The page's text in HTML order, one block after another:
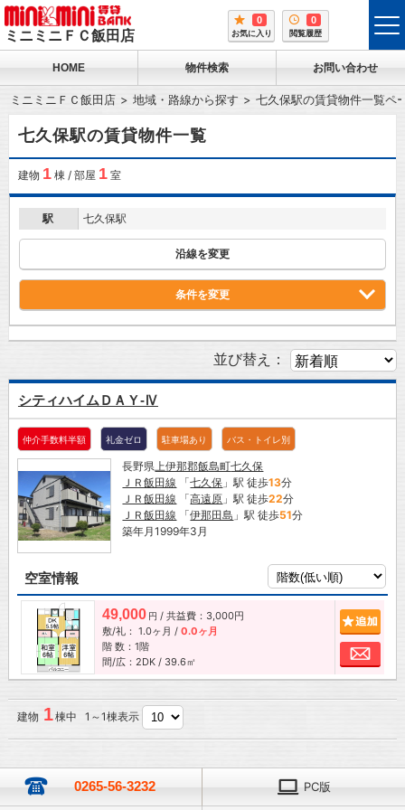
ミニミニＦＣ飯田店
0
お気に入り
0
閲覧履歴
HOME 物件検索 お問い合わせ
ミニミニＦＣ飯田店 地域・路線から探す 七久保駅の賃貸物件一覧ペ
七久保駅の賃貸物件一覧
建物 1棟 / 部屋 1室
駅 七久保駅
沿線を変更
条件を変更
並び替え：
シティハイムＤＡＹ-Ⅳ
仲介手数料半額 礼金ゼロ 駐車場あり バス・トイレ別
長野県上伊那郡飯島町七久保
ＪＲ飯田線 「七久保 」駅 徒歩13分
ＪＲ飯田線 「高遠原 」駅 徒歩22分
ＪＲ飯田線 「伊那田島 」駅 徒歩51分
築年月1999年3月
空室情報
49,000 円 / 共益費：3,000円
敷/礼： 1.0ヶ月 / 0.0ヶ月
階 数：1階
間/広：2DK / 39.6㎡
お
建物 1棟中 1～1棟表示
0265-56-3232 PC版